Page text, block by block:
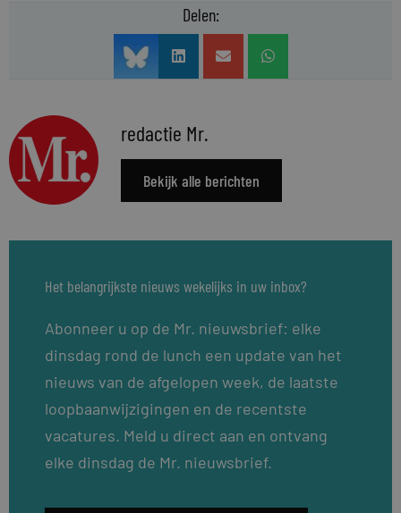
Delen:
redactie Mr.
Bekijk alle berichten
Het belangrijkste nieuws wekelijks in uw inbox?
Abonneer u op de Mr. nieuwsbrief: elke
dinsdag rond de lunch een update van het
nieuws van de afgelopen week, de laatste
loopbaanwijzigingen en de recentste
vacatures. Meld u direct aan en ontvang
elke dinsdag de Mr. nieuwsbrief.